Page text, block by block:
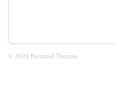
© 2026 Bertrand Thomas